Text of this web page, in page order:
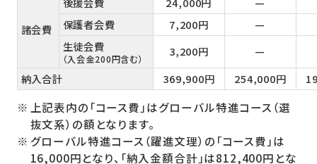
諸会費
保護者会費
7,200円
—
生徒会費
（入会金200円含む）
3,200円
—
納入合計
369,900円 254,000円
上記表内の「コース費」はグローバル特進コース（選
抜文系）の額となります。
グローバル特進コース（躍進文理）の「コース費」は
16,000円となり、「納入金額合計」は812,400円とな